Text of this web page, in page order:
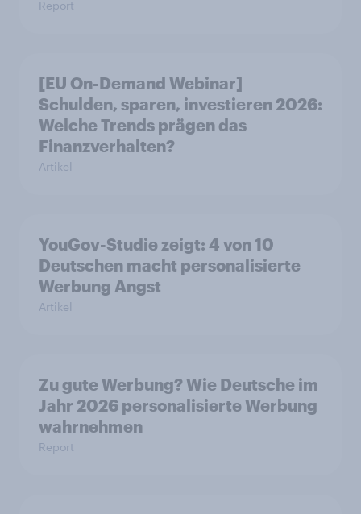
Report
[EU On-Demand Webinar]
Schulden, sparen, investieren 2026:
Welche Trends prägen das
Finanzverhalten?
Artikel
YouGov-Studie zeigt: 4 von 10
Deutschen macht personalisierte
Werbung Angst
Artikel
Zu gute Werbung? Wie Deutsche im
Jahr 2026 personalisierte Werbung
wahrnehmen
Report